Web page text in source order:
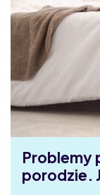
Problemy
porodzie.